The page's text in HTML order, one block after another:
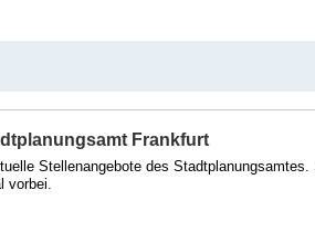
Frankfurt
Stellenangebote des Stadtplanungsamtes.
vorbei.